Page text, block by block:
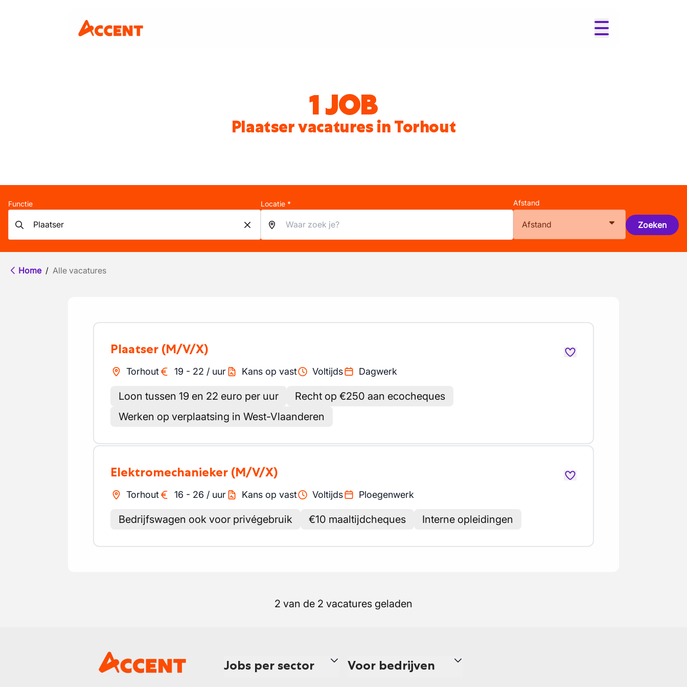
1 JOB
Plaatser vacatures in Torhout
Functie Locatie * Afstand
Afstand Zoeken
Home / Alle vacatures
Plaatser (M/V/X)
Torhout 19 - 22 / uur Kans op vast Voltijds Dagwerk
Loon tussen 19 en 22 euro per uur
Recht op €250 aan ecocheques
Werken op verplaatsing in West-Vlaanderen
Elektromechanieker (M/V/X)
Torhout 16 - 26 / uur Kans op vast Voltijds Ploegenwerk
Bedrijfswagen ook voor privégebruik €10 maaltijdcheques Interne opleidingen
2 van de 2 vacatures geladen
Jobs per sector Voor bedrijven